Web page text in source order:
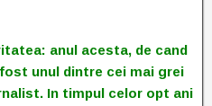
anul acesta, de cand
unul dintre cei mai grei
In timpul celor opt ani